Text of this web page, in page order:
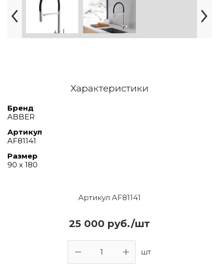
Артикул AF81141
25 000 руб./шт
шт
Характеристики
Бренд
ABBER
Артикул
AF81141
Размер
90 х 180